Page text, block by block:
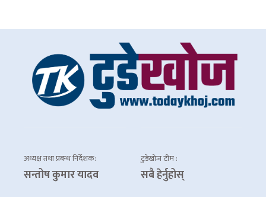
अध्यक्ष तथा प्रबन्ध निर्देशक:
सन्तोष कुमार यादव
टुडेखोज टीम :
सबै हेर्नुहोस्